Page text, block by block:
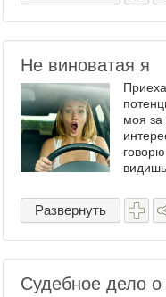
Не виноватая я
моя
все
Развернуть
Судебное дело о